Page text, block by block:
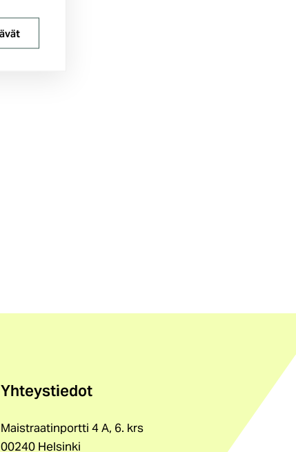
Yhteystiedot
Maistraatinportti 4 A, 6. krs
00240 Helsinki